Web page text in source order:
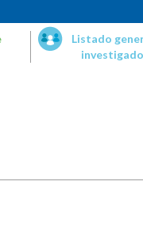
Listado